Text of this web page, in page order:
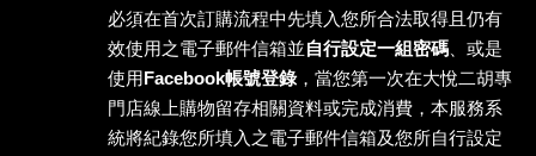
必須在首次訂購流程中先填入您所合法取得且仍有
效使用之電子郵件信箱並自行設定一組密碼 、或是
使用Facebook帳號登錄，當您第一次在大悅二胡專
門店線上購物留存相關資料或完成消費，本服務系
統將紀錄您所填入之電子郵件信箱及您所自行設定